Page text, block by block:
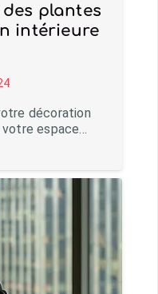
plantes
intérieure
décoration
espace…